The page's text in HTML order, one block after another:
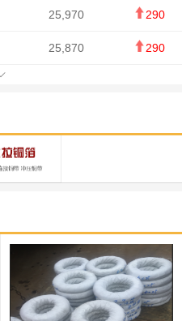
25,970 290
25,870 290
15,105 -70
331,000 -10,000
92,000 1,000
88,000 1,000